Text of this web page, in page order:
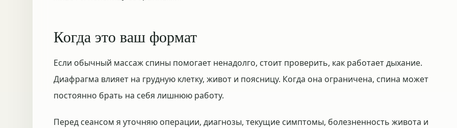
Когда это ваш формат
Если обычный массаж спины помогает ненадолго, стоит проверить, как работает дыхание.
Диафрагма влияет на грудную клетку, живот и поясницу. Когда она ограничена, спина может
постоянно брать на себя лишнюю работу.
Перед сеансом я уточняю операции, диагнозы, текущие симптомы, болезненность живота и